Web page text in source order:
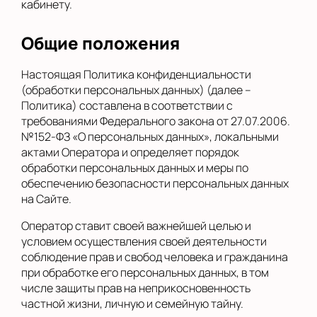
кабинету.
Общие положения
Настоящая Политика конфиденциальности
(обработки персональных данных) (далее –
Политика) составлена в соответствии с
требованиями Федерального закона от 27.07.2006.
№152-ФЗ «О персональных данных», локальными
актами Оператора и определяет порядок
обработки персональных данных и меры по
обеспечению безопасности персональных данных
на Сайте.
Оператор ставит своей важнейшей целью и
условием осуществления своей деятельности
соблюдение прав и свобод человека и гражданина
при обработке его персональных данных, в том
числе защиты прав на неприкосновенность
частной жизни, личную и семейную тайну.